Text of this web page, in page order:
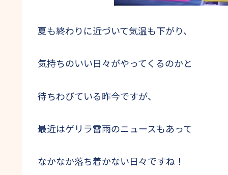
夏も終わりに近づいて気温も下がり、
気持ちのいい日々がやってくるのかと
待ちわびている昨今ですが、
最近はゲリラ雷雨のニュースもあって
なかなか落ち着かない日々ですね！